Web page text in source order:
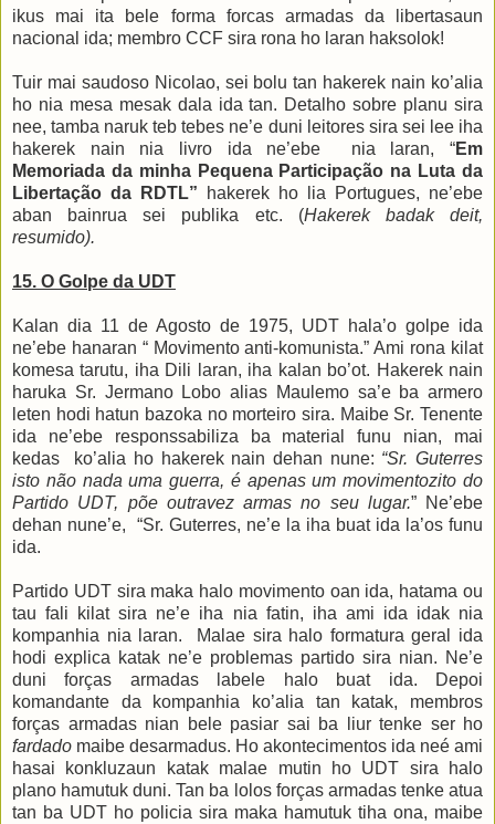
ikus mai ita bele forma forcas armadas da libertasaun
nacional ida; membro CCF sira rona ho laran haksolok!
Tuir mai saudoso Nicolao, sei bolu tan hakerek nain ko’alia
ho nia mesa mesak dala ida tan. Detalho sobre planu sira
nee, tamba naruk teb tebes ne’e duni leitores sira sei lee iha
hakerek nain nia livro ida ne’ebe
nia laran, “Em
Memoriada da minha Pequena Participação na Luta da
Libertação da RDTL” hakerek ho lia Portugues, ne’ebe
aban bainrua sei publika etc. (Hakerek badakdeit,
resumido).
15. O Golpe da UDT
Kalan dia 11 de Agosto de 1975, UDT hala’o golpe ida
ne’ebe hanaran “ Movimento anti-komunista.” Ami rona kilat
komesa tarutu, iha Dili laran, iha kalan bo’ot. Hakerek nain
haruka Sr. Jermano Lobo alias Maulemo sa’e ba armero
leten hodi hatun bazoka no morteiro sira. Maibe Sr. Tenente
ida ne’ebe responssabiliza ba material funu nian, mai
kedas
ko’alia ho hakerek nain dehan nune: “Sr. Guterres
isto não nada uma guerra, é apenas um movimentozito do
Partido UDT, põe outravez armas no seu lugar.”
Ne’ebe
dehan nune’e,
“Sr. Guterres, ne’e la iha buat ida la’os funu
ida.
Partido UDT sira maka halo movimento oan ida, hatama ou
tau fali kilat sira ne’e iha nia fatin, iha ami ida idak nia
kompanhia nia laran.
Malae sira halo formatura geral ida
hodi explica katak ne’e problemas partido sira nian. Ne’e
duni forças armadas labele halo buat ida. Depoi
komandante da kompanhia ko’alia tan katak, membros
forças armadas nian bele pasiar sai ba liur tenke ser ho
fardado maibe desarmadus. Ho akontecimentos ida neé ami
hasai konkluzaun katak malae mutin ho UDT sira halo
plano hamutuk duni. Tan ba lolos forças armadas tenke atua
tan ba UDT ho policia sira maka hamutuk tiha ona, maibe